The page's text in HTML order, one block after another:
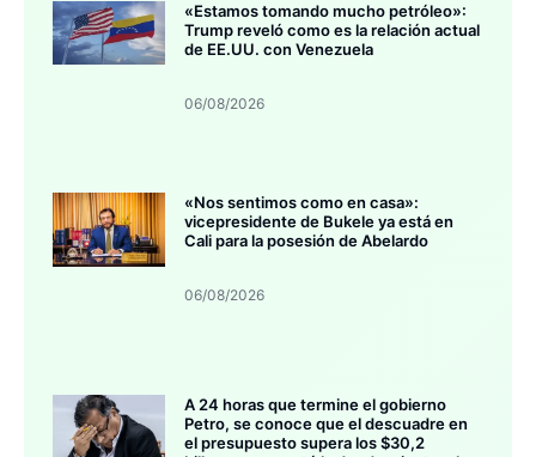
«Estamos tomando mucho petróleo»:
Trump reveló como es la relación actual
de EE.UU. con Venezuela
06/08/2026
«Nos sentimos como en casa»:
vicepresidente de Bukele ya está en
Cali para la posesión de Abelardo
06/08/2026
A 24 horas que termine el gobierno
Petro, se conoce que el descuadre en
el presupuesto supera los $30,2